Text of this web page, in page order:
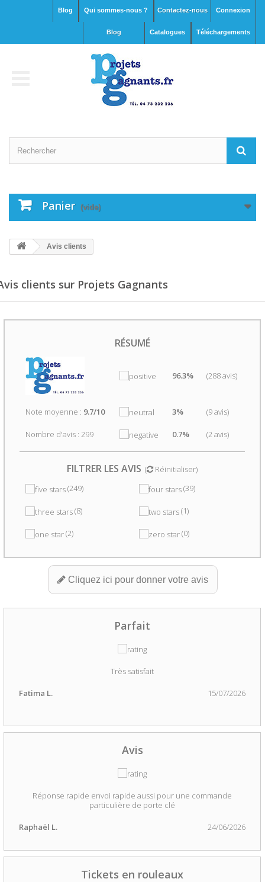
Connexion
Contactez-nous
Qui sommes-nous ?
Blog
Téléchargements
Catalogues
blog
Panier (vide)
Avis clients
clients sur Projets Gagnants
RÉSUMÉ
96.3% (288 avis)
Note moyenne : 9.7/10 3% (9 avis)
Nombre d'avis : 299 0.7% (2 avis)
FILTRER LES AVIS ( Réinitialiser)
(249)
(39)
(8) (1)
(2) (0)
Cliquez ici pour donner votre avis
Parfait
Très satisfait
Fatima L. 15/07/2026
Avis
Réponse rapide envoi rapide aussi pour une commande
particulière de porte clé
Raphaël L. 24/06/2026
Tickets en rouleaux